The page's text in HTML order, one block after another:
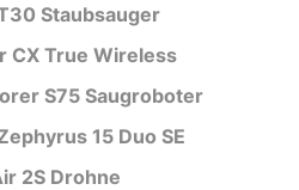
Staubsauger
CX True Wireless
S75 Saugroboter
15 Duo SE
2S Drohne